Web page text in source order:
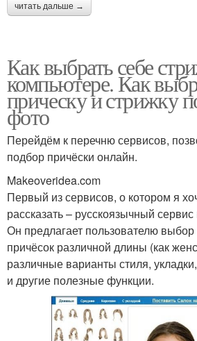
читать дальше →
Как выбрать себе
компьютере. Как
прическу и стрижку
фото
Перейдём к перечню сервисов,
подбор причёски онлайн.
Makeoveridea.com
Первый из сервисов, о котором я
рассказать – русскоязычный
Он предлагает пользователю
причёсок различной длины (как
различные варианты стиля,
и другие полезные функции.